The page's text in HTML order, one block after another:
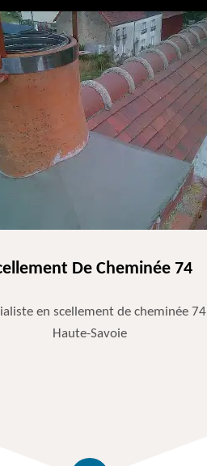
De Cheminée 74
en scellement de cheminée 74
Haute-Savoie